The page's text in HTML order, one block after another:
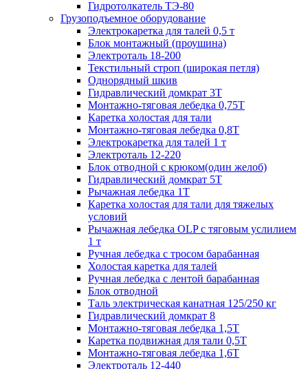
Гидротолкатель ТЭ-80
Грузоподъемное оборудование
Электрокаретка для талей 0,5 т
Блок монтажный (проушина)
Электроталь 18-200
Текстильный строп (широкая петля)
Однорядный шкив
Гидравлический домкрат 3T
Монтажно-тяговая лебедка 0,75Т
Каретка холостая для тали
Монтажно-тяговая лебедка 0,8Т
Электрокаретка для талей 1 т
Электроталь 12-220
Блок отводной с крюком(один желоб)
Гидравлический домкрат 5T
Рычажная лебедка 1Т
Каретка холостая для тали для тяжелых
условий
Рычажная лебедка OLP с тяговым услилием
1 т
Ручная лебедка с тросом барабанная
Холостая каретка для талей
Ручная лебедка с лентой барабанная
Блок отводной
Таль электрическая канатная 125/250 кг
Гидравлический домкрат 8
Монтажно-тяговая лебедка 1,5Т
Каретка подвижная для тали 0,5Т
Монтажно-тяговая лебедка 1,6Т
Электроталь 12-440